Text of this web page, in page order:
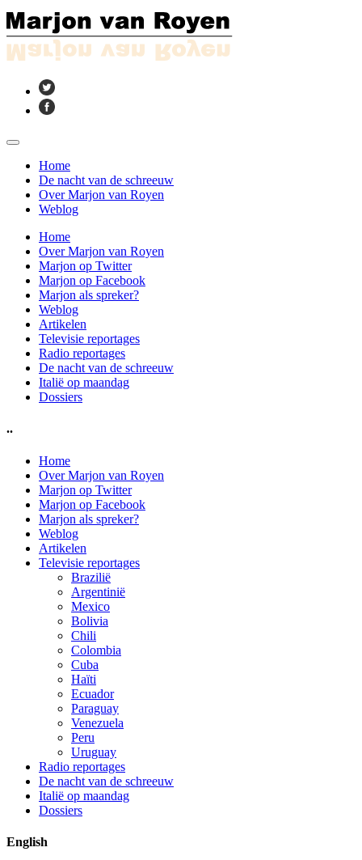
Home
De nacht van de schreeuw
Over Marjon van Royen
Weblog
Home
Over Marjon van Royen
Marjon op Twitter
Marjon op Facebook
Marjon als spreker?
Weblog
Artikelen
Televisie reportages
Radio reportages
De nacht van de schreeuw
Italië op maandag
Dossiers
..
Home
Over Marjon van Royen
Marjon op Twitter
Marjon op Facebook
Marjon als spreker?
Weblog
Artikelen
Televisie reportages
Brazilië
Argentinië
Mexico
Bolivia
Chili
Colombia
Cuba
Haïti
Ecuador
Paraguay
Venezuela
Peru
Uruguay
Radio reportages
De nacht van de schreeuw
Italië op maandag
Dossiers
English